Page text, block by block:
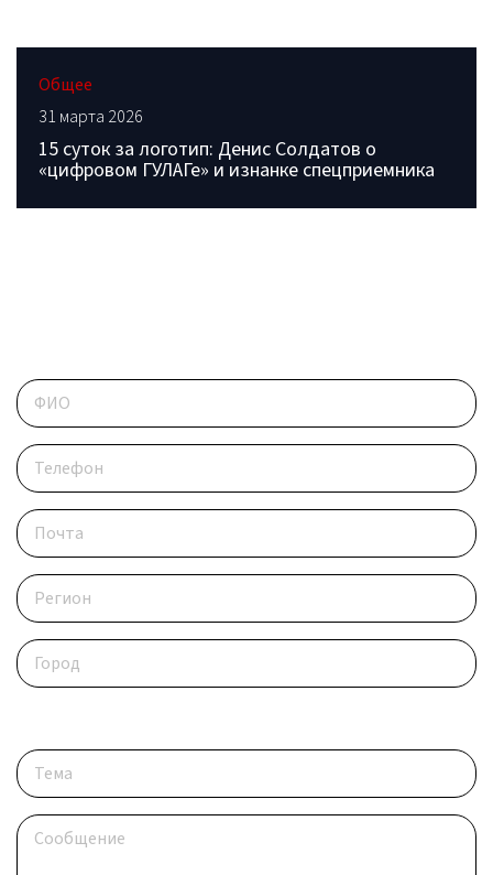
Общее
31 марта 2026
15 суток за логотип: Денис Солдатов о
«цифровом ГУЛАГе» и изнанке спецприемника